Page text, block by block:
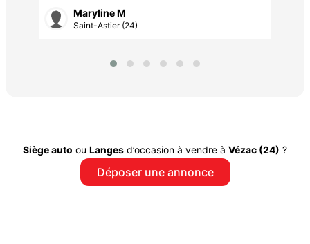
Maryline M
Saint-Astier (24)
Siège auto ou Langes d’occasion à vendre à Vézac (24) ?
Déposer une annonce